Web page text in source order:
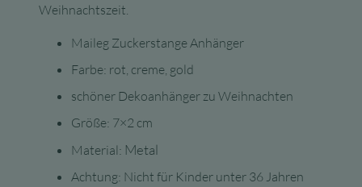
Weihnachtszeit.
Maileg Zuckerstange Anhänger
Farbe: rot, creme, gold
schöner Dekoanhänger zu Weihnachten
Größe: 7×2 cm
Material: Metal
Achtung: Nicht für Kinder unter 36 Jahren